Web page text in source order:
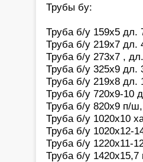
Трубы бу:
Труба б/у 159х5 дл.
Труба б/у 219х7 дл.
Труба б/у 273х7 ,
Труба б/у 325х9 дл.
Труба б/у 219х8 дл.
Труба б/у 720х9-10
Труба б/у 820х9 п/
Труба б/у 1020х10
Труба б/у 1020х12-
Труба б/у 1220х11-
Труба б/у